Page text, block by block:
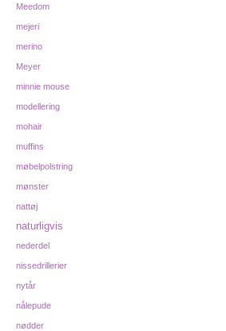
Meedom
mejeri
merino
Meyer
minnie mouse
modellering
mohair
muffins
møbelpolstring
mønster
nattøj
naturligvis
nederdel
nissedrillerier
nytår
nålepude
nødder